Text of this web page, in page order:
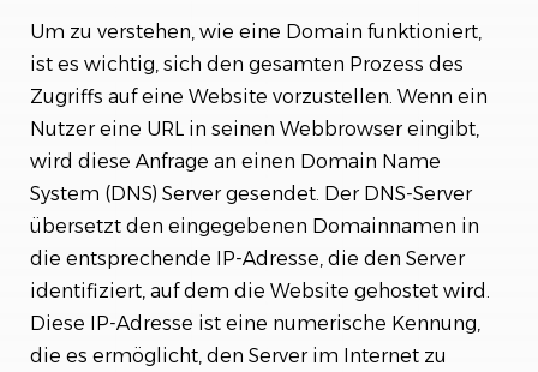
Um zu verstehen, wie eine Domain funktioniert,
ist es wichtig, sich den gesamten Prozess des
Zugriffs auf eine Website vorzustellen. Wenn ein
Nutzer eine URL in seinen Webbrowser eingibt,
wird diese Anfrage an einen Domain Name
System (DNS) Server gesendet. Der DNS-Server
übersetzt den eingegebenen Domainnamen in
die entsprechende IP-Adresse, die den Server
identifiziert, auf dem die Website gehostet wird.
Diese IP-Adresse ist eine numerische Kennung,
die es ermöglicht, den Server im Internet zu